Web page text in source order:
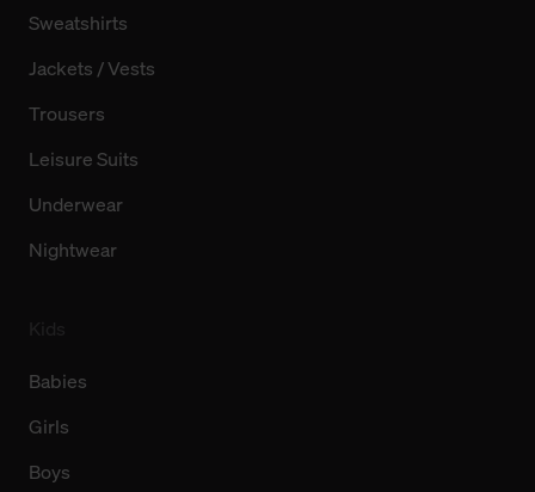
Sweatshirts
Jackets / Vests
Trousers
Leisure Suits
Underwear
Nightwear
Babies
Girls
Boys